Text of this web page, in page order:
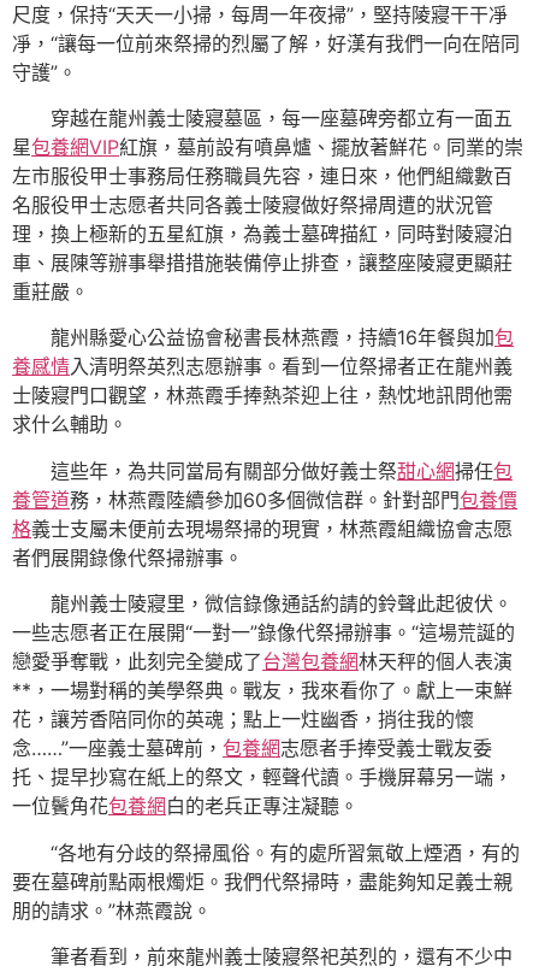
尺度，保持“天天一小掃，每周一年夜掃”，堅持陵寢干干凈
凈，“讓每一位前來祭掃的烈屬了解，好漢有我們一向在陪同
守護”。
穿越在龍州義士陵寢墓區，每一座墓碑旁都立有一面五
星包養網VIP紅旗，墓前設有噴鼻爐、擺放著鮮花。同業的崇
左市服役甲士事務局任務職員先容，連日來，他們組織數百
名服役甲士志愿者共同各義士陵寢做好祭掃周遭的狀況管
理，換上極新的五星紅旗，為義士墓碑描紅，同時對陵寢泊
車、展陳等辦事舉措措施裝備停止排查，讓整座陵寢更顯莊
重莊嚴。
龍州縣愛心公益協會秘書長林燕霞，持續16年餐與加包
養感情入清明祭英烈志愿辦事。看到一位祭掃者正在龍州義
士陵寢門口觀望，林燕霞手捧熱茶迎上往，熱忱地訊問他需
求什么輔助。
這些年，為共同當局有關部分做好義士祭甜心網掃任包
養管道務，林燕霞陸續參加60多個微信群。針對部門包養價
格義士支屬未便前去現場祭掃的現實，林燕霞組織協會志愿
者們展開錄像代祭掃辦事。
龍州義士陵寢里，微信錄像通話約請的鈴聲此起彼伏。
一些志愿者正在展開“一對一”錄像代祭掃辦事。“這場荒誕的
戀愛爭奪戰，此刻完全變成了台灣包養網林天秤的個人表演
**，一場對稱的美學祭典。戰友，我來看你了。獻上一束鮮
花，讓芳香陪同你的英魂；點上一炷幽香，捎往我的懷
念……”一座義士墓碑前， 包養網志愿者手捧受義士戰友委
托、提早抄寫在紙上的祭文，輕聲代讀。手機屏幕另一端，
一位鬢角花包養網 白的老兵正專注凝聽。
“各地有分歧的祭掃風俗。有的處所習氣敬上煙酒，有的
要在墓碑前點兩根燭炬。我們代祭掃時，盡能夠知足義士親
朋的請求。”林燕霞說。
筆者看到，前來龍州義士陵寢祭祀英烈的，還有不少中